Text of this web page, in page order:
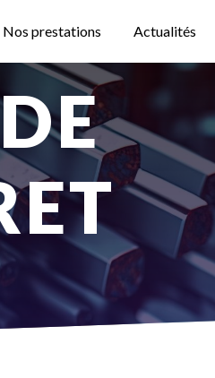
Nos prestations Actualités